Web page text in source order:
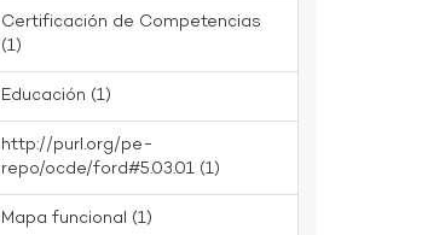
Certificación de Competencias
(1)
Educación (1)
http://purl.org/pe-
repo/ocde/ford#5.03.01 (1)
Mapa funcional (1)